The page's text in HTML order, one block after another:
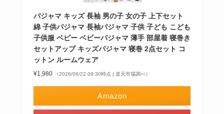
パジャマ キッズ 長袖 男の子 女の子 上下セット
綿 子供パジャマ 長袖パジャマ 子供 子ども こども
子供服 ベビー ベビーパジャマ 薄手 部屋着 寝巻き
セットアップ キッズパジャマ 寝巻 2点セット コ
ットン ルームウェア
¥1,980 （2026/06/22 09:30時点 | 楽天市場調べ）
Amazon